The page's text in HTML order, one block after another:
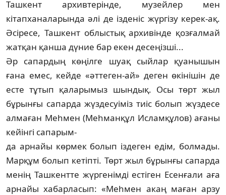
Ташкент архив­терінде, музейлер мен
кітапханаларында әлі де ізденіс жүргізу керек-ақ.
Әсіресе, Ташкент облыстық архивінде қозғалмай
жатқан қанша дүние бар екен десеңізші...
Әр сапардың көңілге шуақ сыйлар қуаны­шын
ғана емес, кейде «әттеген-ай» деген өкін­і­шін де
есте тұтып қаларымыз шындық. Осы төрт жыл
бұрынғы сапарда жүздесуіміз тиіс болып жүздесе
алмаған Меһмен (Меһ­ман­құл Исламқұлов) ағаны
кейінгі сапары­м-
да арнайы көрмек болып іздеген едім, болмады.
Марқұм болып кетіпті. Төрт жыл бұрынғы сапарда
менің Ташкентте жүргенім­ді естіген Есенғали аға
арнайы хабарласып: «Меһмен акаң маған арзу